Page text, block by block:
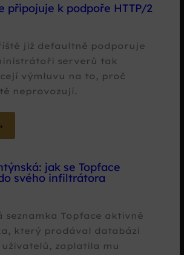
připojuje k podpoře HTTP/2
již defaultně podporuje
serverů tak
výmluvu na to, proč
neprovozují.
jak se Topface
svého infiltrátora
seznamka Topface aktivně
který prodával databázi
zaplatila mu